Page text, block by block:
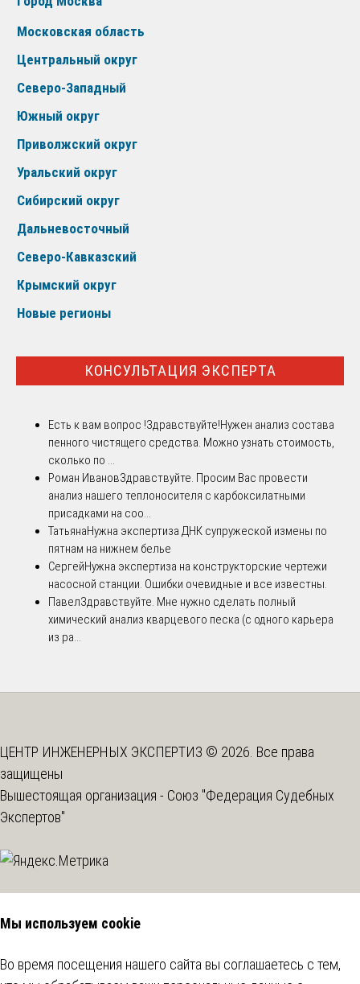
Московская область
Центральный округ
Северо-Западный
Южный округ
Приволжский округ
Уральский округ
Сибирский округ
Дальневосточный
Северо-Кавказский
Крымский округ
Новые регионы
КОНСУЛЬТАЦИЯ ЭКСПЕРТА
Есть к вам вопрос !Здравствуйте!Нужен анализ состава
пенного чистящего средства. Можно узнать стоимость,
сколько по ...
Роман ИвановЗдравствуйте. Просим Вас провести
анализ нашего теплоносителя с карбоксилатными
присадками на соо...
ТатьянаНужна экспертиза ДНК супружеской измены по
пятнам на нижнем белье
СергейНужна экспертиза на конструкторские чертежи
насосной станции. Ошибки очевидные и все известны.
ПавелЗдравствуйте. Мне нужно сделать полный
химический анализ кварцевого песка (с одного карьера
из ра...
ЦЕНТР ИНЖЕНЕРНЫХ ЭКСПЕРТИЗ © 2026. Все права
защищены
Вышестоящая организация - Союз "Федерация Судебных
Экспертов"
Мы используем cookie
Во время посещения нашего сайта вы соглашаетесь с тем,